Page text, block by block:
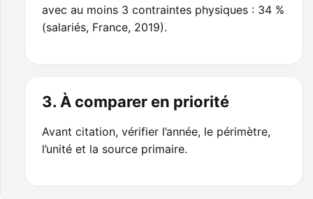
avec au moins 3 contraintes physiques : 34 %
(salariés, France, 2019).
3. À comparer en priorité
Avant citation, vérifier l’année, le périmètre,
l’unité et la source primaire.